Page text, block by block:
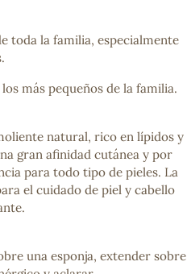
toda la familia, especialmente
más pequeños de la familia.
natural, rico en lípidos y
gran afinidad cutánea y por
para todo tipo de pieles. La
el cuidado de piel y cabello
una esponja, extender sobre